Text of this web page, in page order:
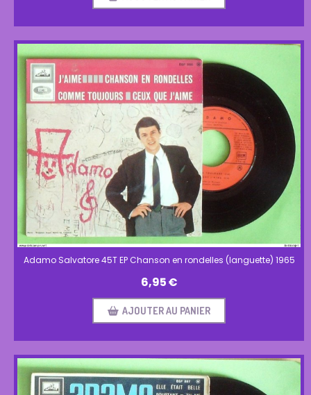
Adamo Salvatore 45T EP Chanson en rondelles (languette) 1965
6,95€
AJOUTER AU PANIER